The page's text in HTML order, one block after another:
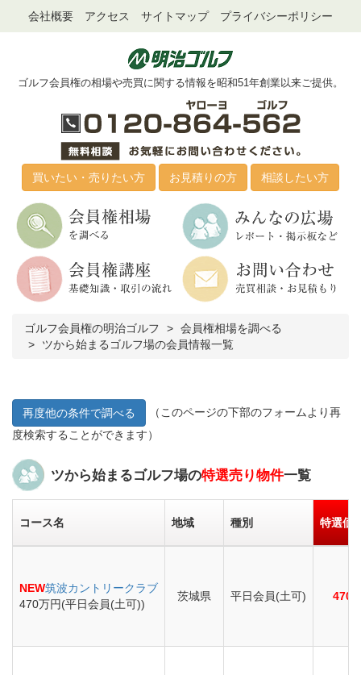
会社概要 アクセス サイトマップ プライバシーポリシー
ゴルフ会員権の相場や売買に関する情報を昭和51年創業以来ご提供。
買いたい・売りたい方 お見積りの方 相談したい方
ゴルフ会員権の明治ゴルフ
会員権相場を調べる
ツから始まるゴルフ場の会員情報一覧
再度他の条件で調べる
（このページの下部のフォームより再
度検索することができます）
ツから始まるゴルフ場の特選売り物件一覧
コース名 地域 種別 特選価
NEW筑波カントリークラブ
470万円(平日会員(土可))
茨城県 平日会員(土可) 470